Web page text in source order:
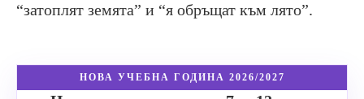
“затоплят земята” и “я обръщат към лято”.
НОВА УЧЕБНА ГОДИНА 2026/2027